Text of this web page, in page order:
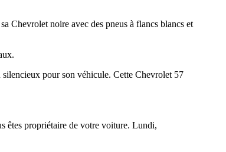
Chevrolet noire avec des pneus à flancs blancs et
silencieux pour son véhicule. Cette Chevrolet 57
êtes propriétaire de votre voiture. Lundi,